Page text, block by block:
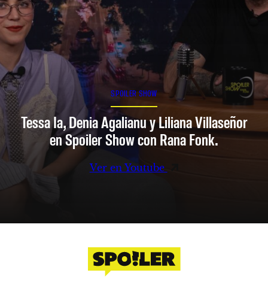
SPOILER SHOW
Tessa Ia, Denia Agalianu y Liliana Villaseñor
en Spoiler Show con Rana Fonk.
Ver en Youtube